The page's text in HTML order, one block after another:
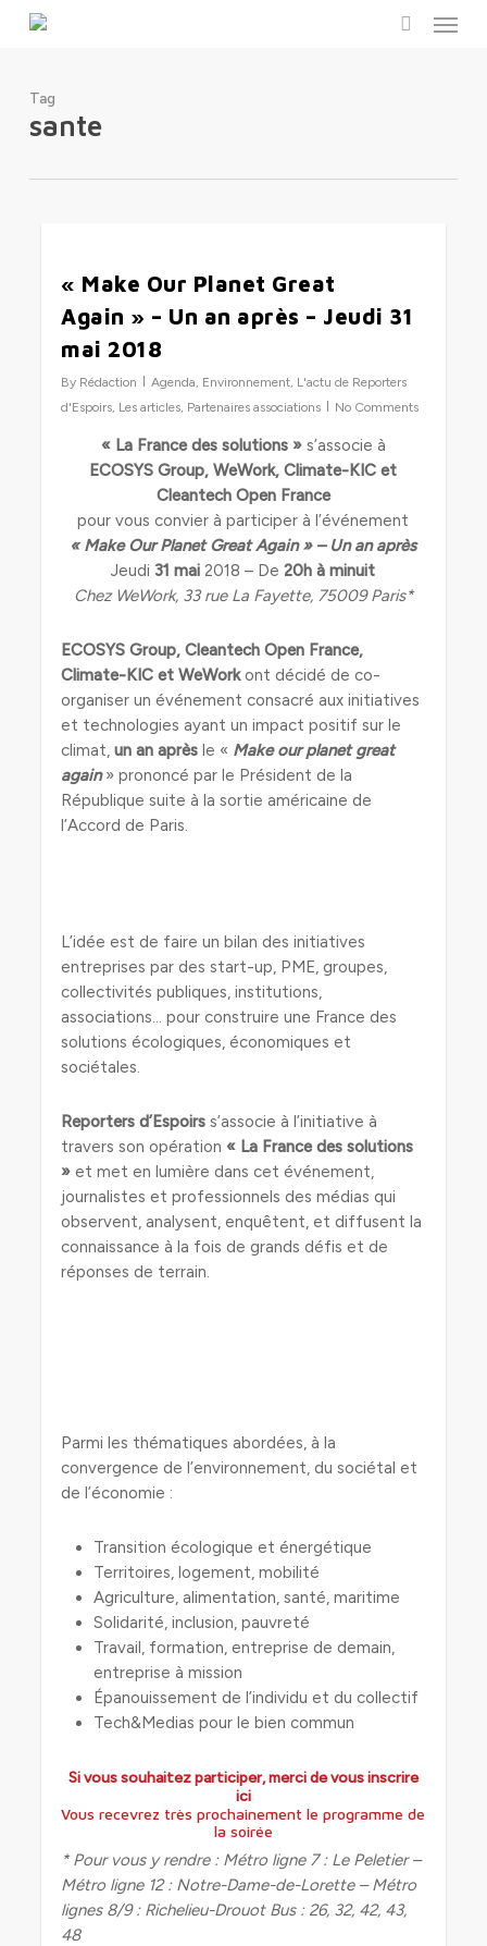
Menu
Tag
sante
« Make Our Planet Great
Again » – Un an après – Jeudi 31
mai 2018
By Rédaction Agenda, Environnement, L'actu de Reporters
d'Espoirs, Les articles, Partenaires associations No Comments
« La France des solutions »s’associe à
ECOSYS Group, WeWork, Climate-KIC et
Cleantech Open France
pour vous convier à participer à l’événement
« Make Our Planet Great Again » – Un an après
Jeudi31 mai 2018 – De20h à minuit
Chez WeWork, 33 rue La Fayette, 75009 Paris*
ECOSYS Group, Cleantech Open France,
Climate-KIC et WeWorkont décidé de co-
organiser un événement consacré aux initiatives
et technologies ayant un impact positif sur le
climat,un an après le « Make our planet great
again » prononcé par le Président de la
République suite à la sortie américaine de
l’Accord de Paris.
L’idée est de faire un bilan des initiatives
entreprises par des start-up, PME, groupes,
collectivités publiques, institutions,
associations… pour construire une France des
solutions écologiques, économiques et
sociétales.
Reporters d’Espoirs s’associe à l’initiative à
travers son opération « La France des solutions
» et met en lumière dans cet événement,
journalistes et professionnels des médias qui
observent, analysent, enquêtent, et diffusent la
connaissance à la fois de grands défis et de
réponses de terrain.
Parmi les thématiques abordées, à la
convergence de l’environnement, du sociétal et
de l’économie :
Transition écologique et énergétique
Territoires, logement, mobilité
Agriculture, alimentation, santé, maritime
Solidarité, inclusion, pauvreté
Travail, formation, entreprise de demain,
entreprise à mission
Épanouissement de l’individu et du collectif
Tech&Medias pour le bien commun
Si vous souhaitez participer, merci de vous inscrire
ici
Vous recevrez très prochainement le programme de
la soirée
* Pour vous y rendre : Métro ligne 7 : Le Peletier –
Métro ligne 12 : Notre-Dame-de-Lorette – Métro
lignes 8/9 : Richelieu-Drouot Bus : 26, 32, 42, 43,
48